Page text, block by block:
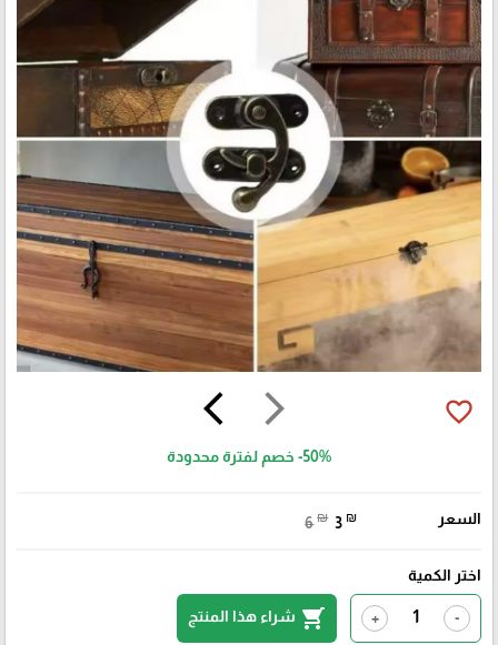
arrow_forward_ios
arrow_back_ios favorite_border
-50% خصم لفترة محدودة
السعر 6 ₪ 3 ₪
اختر الكمية
-
+
shopping_cart شراء هذا المنتج